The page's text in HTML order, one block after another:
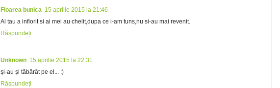
Floarea bunica 15 aprilie 2015 la 21:46
Al tau a inflorit si ai mei au chelit,dupa ce i-am tuns,nu si-au mai revenit.
Răspundeți
Unknown 15 aprilie 2015 la 22:31
şi-au şi tăbărât pe el... :)
Răspundeți